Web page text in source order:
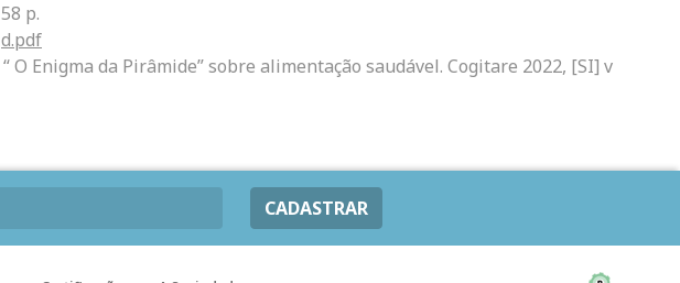
p.
d.pdf
O Enigma da Pirâmide” sobre alimentação saudável. Cogitare 2022, [SI] v
CADASTRAR